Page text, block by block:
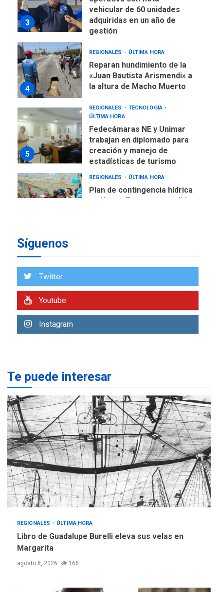
4
Reparan hundimiento de la
«Juan Bautista Arismendi» a
la altura de Macho Muerto
5
ÚLTIMA HORA
Fedecámaras NE y Unimar
trabajan en diplomado para
creación y manejo de
6
REGIONALES
Plan de contingencia hídrica
en Nueva Esparta consolida
avances en territorio
insular
ECONOMÍA
TITULARES
ÚLTIMA HORA
Venezuela requiere
1
eleva sus velas en
Margarita será sede de
para aprender a atender
3
Mariño fortalece capacidad
vehicular de 60 unidades
adquiridas en un año de
gestión
4
REGIONALES ÚLTIMA HORA
Reparan hundimiento de la
«Juan Bautista Arismendi» a
la altura de Macho Muerto
5
REGIONALES
TECNOLOGÍA
ÚLTIMA HORA
trabajan en diplomado para
creación y manejo de
Síguenos
Twitter
Youtube
Instagram
Te puede interesar
REGIONALES ÚLTIMA HORA
Libro de Guadalupe Burelli eleva sus velas en
Margarita
agosto 8, 2026 166